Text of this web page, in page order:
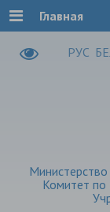
РУC
Министерство
Комитет по
Главная